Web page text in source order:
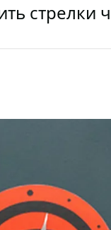
стрелки